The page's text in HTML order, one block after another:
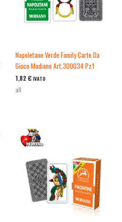
Napoletane Verde Family Carte Da
Gioco Modiano Art.300034 Pz1
1,82 € IVATO
all